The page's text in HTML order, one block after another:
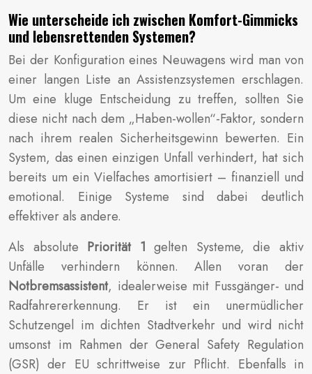
Wie unterscheide ich zwischen Komfort-Gimmicks
und lebensrettenden Systemen?
Bei der Konfiguration eines Neuwagens wird man von
einer langen Liste an Assistenzsystemen erschlagen.
Um eine kluge Entscheidung zu treffen, sollten Sie
diese nicht nach dem „Haben-wollen“-Faktor, sondern
nach ihrem realen Sicherheitsgewinn bewerten. Ein
System, das einen einzigen Unfall verhindert, hat sich
bereits um ein Vielfaches amortisiert – finanziell und
emotional. Einige Systeme sind dabei deutlich
effektiver als andere.
Als absolute Priorität 1 gelten Systeme, die aktiv
Unfälle verhindern können. Allen voran der
Notbremsassistent, idealerweise mit Fussgänger- und
Radfahrererkennung. Er ist ein unermüdlicher
Schutzengel im dichten Stadtverkehr und wird nicht
umsonst im Rahmen der General Safety Regulation
(GSR) der EU schrittweise zur Pflicht. Ebenfalls in